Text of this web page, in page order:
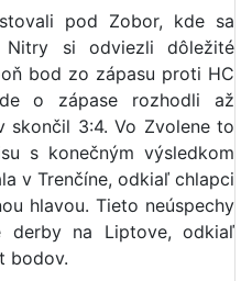
pod Zobor, kde sa
si odviezli dôležité
bod zo zápasu proti HC
o zápase rozhodli až
skončil 3:4. Vo Zvolene to
s konečným výsledkom
v Trenčíne, odkiaľ chlapci
hlavou. Tieto neúspechy
derby na Liptove, odkiaľ
bodov.